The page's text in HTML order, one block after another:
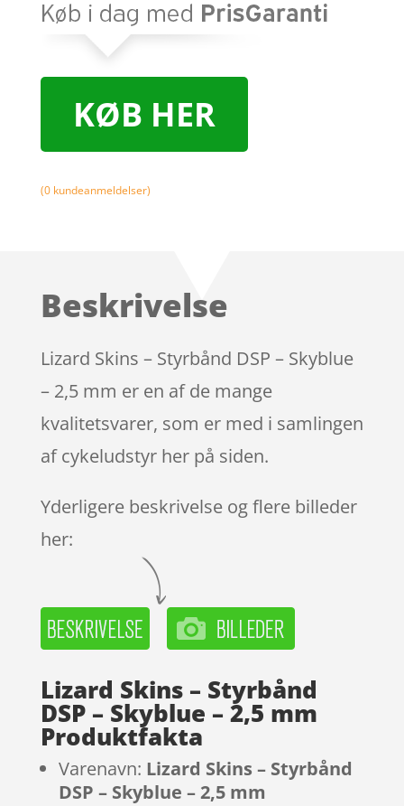
KØB HER
(0kundeanmeldelser)
Beskrivelse
Lizard Skins – Styrbånd DSP – Skyblue
– 2,5 mm er en af de mange
kvalitetsvarer, som er med i samlingen
af cykeludstyr her på siden.
Yderligere beskrivelse og flere billeder
her:
Lizard Skins – Styrbånd
DSP – Skyblue – 2,5 mm
Produktfakta
Varenavn: Lizard Skins – Styrbånd
DSP – Skyblue – 2,5 mm